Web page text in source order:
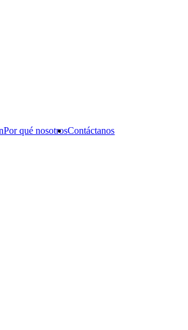
Por qué nosotrosContáctanos